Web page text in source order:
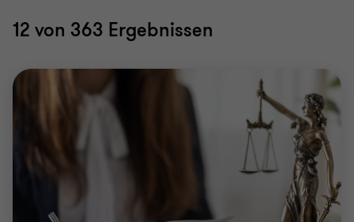
12 von 363 Ergebnissen